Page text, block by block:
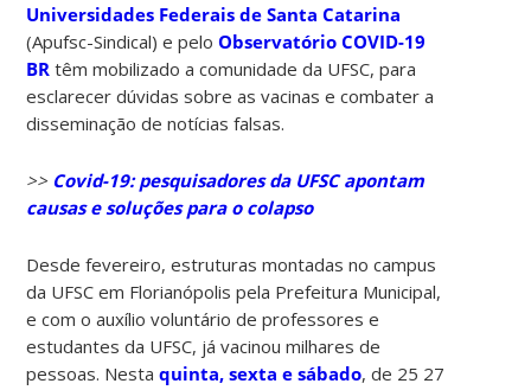
Universidades Federais de Santa Catarina
(Apufsc-Sindical) e peloObservatório COVID-19
BR têm mobilizado a comunidade da UFSC, para
esclarecer dúvidas sobre as vacinas e combater a
disseminação de notícias falsas.
>> Covid-19: pesquisadores da UFSC apontam
causas e soluções para o colapso
Desde fevereiro, estruturas montadas no campus
da UFSC em Florianópolis pela Prefeitura Municipal,
e com o auxílio voluntário de professores e
estudantes da UFSC, já vacinou milhares de
pessoas. Nestaquinta, sexta e sábado, de 25 27